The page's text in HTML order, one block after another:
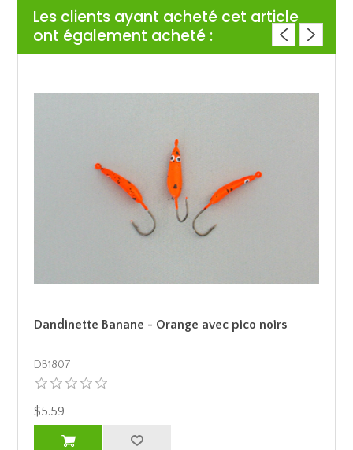
Les clients ayant acheté cet article
ont également acheté :
Dandinette Banane - Orange avec pico noirs
DB1807
$5.59